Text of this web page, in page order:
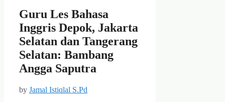
Guru Les Bahasa
Inggris Depok, Jakarta
Selatan dan Tangerang
Selatan: Bambang
Angga Saputra
by Jamal Istiqlal S.Pd